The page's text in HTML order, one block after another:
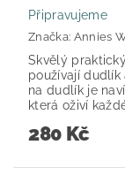
Připravujeme
Značka: Annies
Skvělý
používají
na dudlík je
která oživí
280 Kč